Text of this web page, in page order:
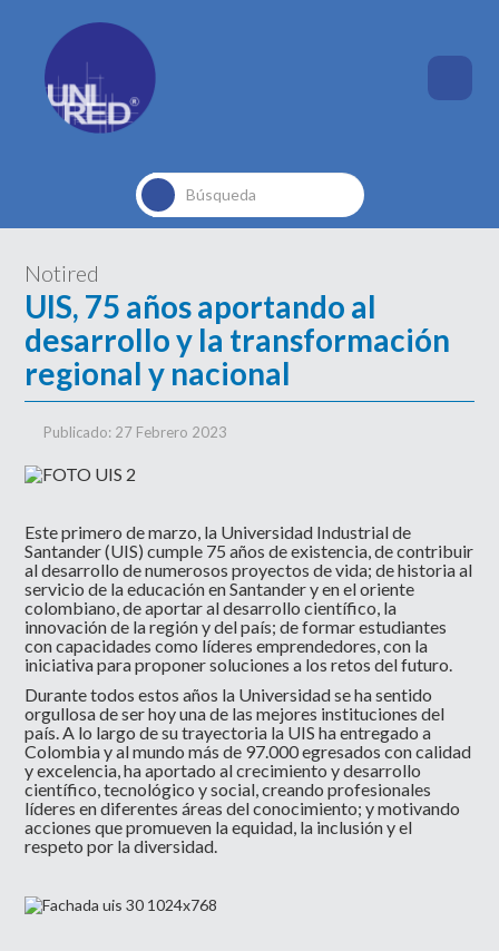
Buscar...
Notired
UIS, 75 años aportando al
desarrollo y la transformación
regional y nacional
Publicado: 27 Febrero 2023
Este primero de marzo, la Universidad Industrial de
Santander (UIS) cumple 75 años de existencia, de contribuir
al desarrollo de numerosos proyectos de vida; de historia al
servicio de la educación en Santander y en el oriente
colombiano, de aportar al desarrollo científico, la
innovación de la región y del país; de formar estudiantes
con capacidades como líderes emprendedores, con la
iniciativa para proponer soluciones a los retos del futuro.
Durante todos estos años la Universidad se ha sentido
orgullosa de ser hoy una de las mejores instituciones del
país. A lo largo de su trayectoria la UIS ha entregado a
Colombia y al mundo más de 97.000 egresados con calidad
y excelencia, ha aportado al crecimiento y desarrollo
científico, tecnológico y social, creando profesionales
líderes en diferentes áreas del conocimiento; y motivando
acciones que promueven la equidad, la inclusión y el
respeto por la diversidad.